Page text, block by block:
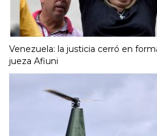
Venezuela: la justicia cerró en
jueza Afiuni